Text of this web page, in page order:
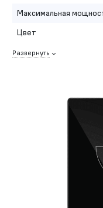
Максимальная
Цвет
Развернуть